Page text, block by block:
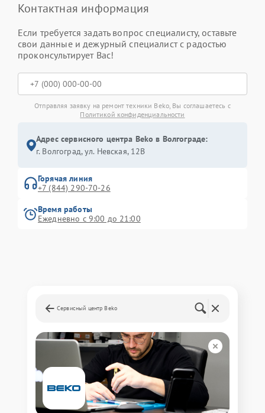
Контактная информация
Если требуется задать вопрос специалисту, оставьте
свои данные и дежурный специалист с радостью
проконсультирует Вас!
Отправляя заявку на ремонт техники Beko, Вы соглашаетесь с
Политикой конфиденциальности
Адрес сервисного центра Beko в Волгограде:
г. Волгоград, ул. Невская, 12В
Горячая линия
+7 (844) 290-70-26
Время работы
Ежедневно с 9:00 до 21:00
Сервисный центр Beko